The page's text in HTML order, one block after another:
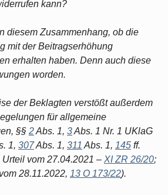
kann?
diesem Zusammenhang, ob die
mit der Beitragserhöhung
erhalten haben. Denn auch diese
worden.
der Beklagten verstößt außerdem
für allgemeine
§§ 2Abs. 1, 3Abs. 1 Nr. 1 UKlaG
1, 307Abs. 1, 311 Abs. 1, 145 ff.
vom 27.04.2021 – XI ZR 26/20;
28.11.2022, 13 O 173/22).